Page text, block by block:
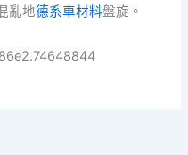
亂地德系車材料盤旋。